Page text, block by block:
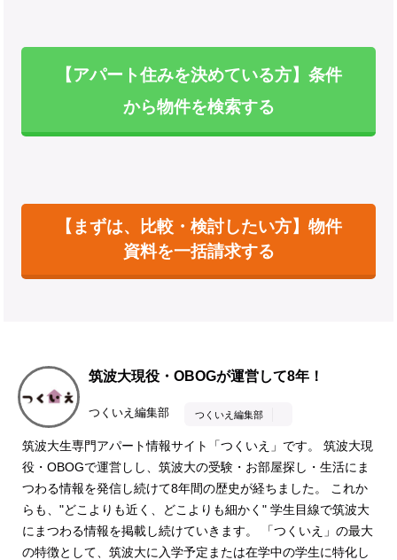
【アパート住みを決めている方】条件
から物件を検索する
【まずは、比較・検討したい方】物件
資料を一括請求する
筑波大現役・OBOGが運営して8年！
つくいえ編集部 つくいえ編集部
筑波大生専門アパート情報サイト「つくいえ」です。 筑波大現
役・OBOGで運営しし、筑波大の受験・お部屋探し・生活にま
つわる情報を発信し続けて8年間の歴史が経ちました。 これか
らも、"どこよりも近く、どこよりも細かく" 学生目線で筑波大
にまつわる情報を掲載し続けていきます。 「つくいえ」の最大
の特徴として、筑波大に入学予定または在学中の学生に特化し